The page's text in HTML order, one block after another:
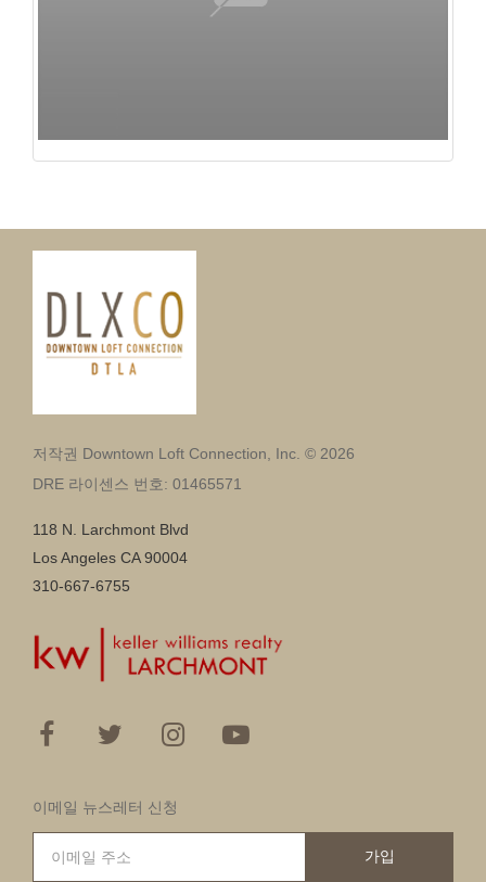
저작권 Downtown Loft Connection, Inc. © 2026
DRE 라이센스 번호: 01465571
118 N. Larchmont Blvd
Los Angeles CA 90004
310-667-6755
이메일 뉴스레터 신청
가입